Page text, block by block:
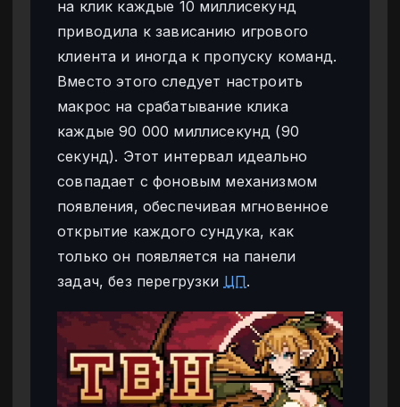
на клик каждые 10 миллисекунд
приводила к зависанию игрового
клиента и иногда к пропуску команд.
Вместо этого следует настроить
макрос на срабатывание клика
каждые 90 000 миллисекунд (90
секунд). Этот интервал идеально
совпадает с фоновым механизмом
появления, обеспечивая мгновенное
открытие каждого сундука, как
только он появляется на панели
задач, без перегрузки ЦП.